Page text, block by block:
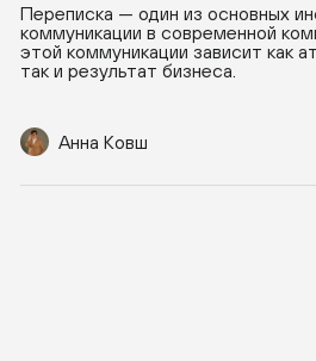
Переписка — один из основных
коммуникации в современной
этой коммуникации зависит как
так и результат бизнеса.
Анна Ковш